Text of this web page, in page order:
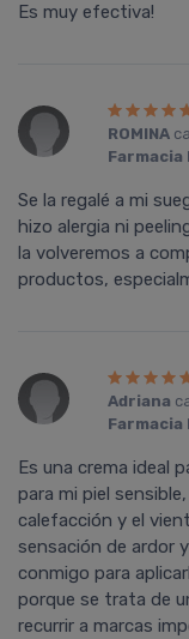
Es muy efectiva!
ROMINA
Farmacia
Se la regalé a mi
hizo alergia ni
la volveremos a
productos,
Adriana
Farmacia
Es una crema ideal
para mi piel
calefacción y el
sensación de ardor
conmigo para
porque se trata de
recurrir a marcas